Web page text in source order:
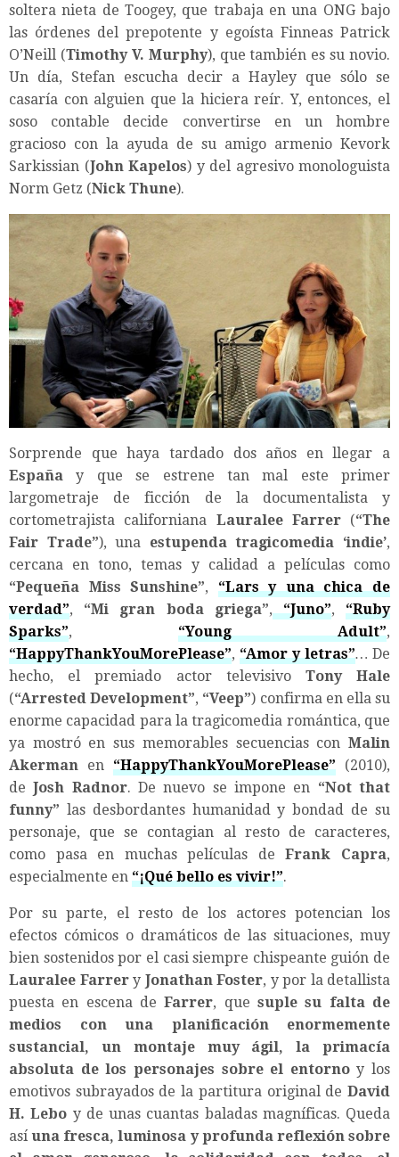
soltera nieta de Toogey, que trabaja en una ONG bajo
las órdenes del prepotente y egoísta Finneas Patrick
O’Neill (Timothy V. Murphy), que también es su novio.
Un día, Stefan escucha decir a Hayley que sólo se
casaría con alguien que la hiciera reír. Y, entonces, el
soso contable decide convertirse en un hombre
gracioso con la ayuda de su amigo armenio Kevork
Sarkissian (John Kapelos) y del agresivo monologuista
Norm Getz (Nick Thune).
Sorprende que haya tardado dos años en llegar a
España y que se estrene tan mal este primer
largometraje de ficción de la documentalista y
cortometrajista californiana Lauralee Farrer(“The
Fair Trade”), una estupenda tragicomedia ‘indie’,
cercana en tono, temas y calidad a películas como
“Pequeña Miss Sunshine”, “Lars y una chica de
verdad”, “Mi gran boda griega”, “Juno”,“Ruby
Sparks”, “Young Adult”,
“HappyThankYouMorePlease”, “Amor y letras”… De
hecho, el premiado actor televisivo Tony Hale
(“Arrested Development”, “Veep”) confirma en ella su
enorme capacidad para la tragicomedia romántica, que
ya mostró en sus memorables secuencias con Malin
Akerman en “HappyThankYouMorePlease” (2010),
deJosh Radnor. De nuevo se impone en “Not that
funny” las desbordantes humanidad y bondad de su
personaje, que se contagian al resto de caracteres,
como pasa en muchas películas deFrank Capra,
especialmente en “¡Qué bello es vivir!”.
Por su parte, el resto de los actores potencian los
efectos cómicos o dramáticos de las situaciones, muy
bien sostenidos por el casi siempre chispeante guión de
Lauralee Farrery Jonathan Foster, y por la detallista
puesta en escena deFarrer, quesuple su falta de
medios con una planificación enormemente
sustancial, un montaje muy ágil, la primacía
absoluta de los personajes sobre el entornoy los
emotivos subrayados de la partitura original de David
H. Lebo y de unas cuantas baladas magníficas. Queda
así una fresca, luminosa y profunda reflexión sobre